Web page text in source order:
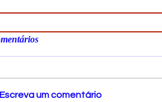
Escreva um comentário